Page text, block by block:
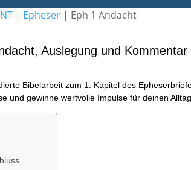
| Epheser| Eph 1 Andacht
Auslegung und Kommentar
Bibelarbeit zum 1. Kapitel des
und gewinne wertvolle Impulse für deinen Alltag.